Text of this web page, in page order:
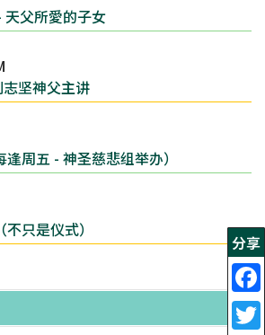
分享
父所愛的子女
坚神父主讲
周五 - 神圣慈悲组举办）
只是仪式）